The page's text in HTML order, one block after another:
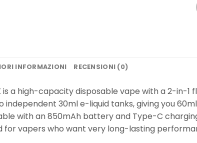
INFORMAZIONI RECENSIONI (0)
is a high-capacity disposable vape with a 2-in-
independent 30ml e-liquid tanks, giving you
with an 850mAh battery and Type-C
for vapers who want very long-lasting